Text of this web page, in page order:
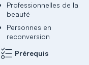
Professionnelles de la
beauté
Personnes en
reconversion
Prérequis